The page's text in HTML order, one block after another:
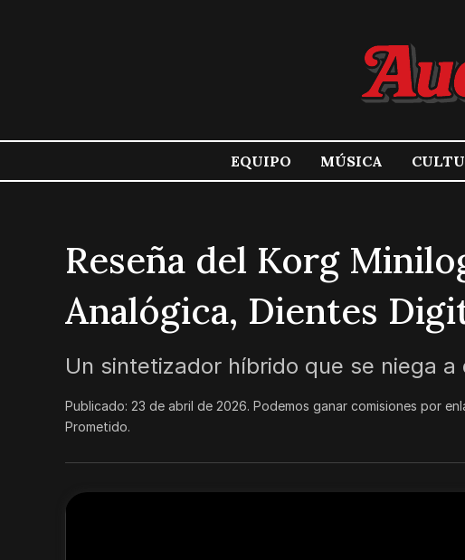
EQUIPO MÚSICA
Reseña del Korg
Analógica, Dientes
Un sintetizador híbrido que se niega a
Publicado: 23 de abril de 2026. Podemos ganar comisiones por
Prometido.